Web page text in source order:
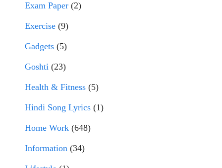
Exam Paper (2)
Exercise (9)
Gadgets (5)
Goshti (23)
Health & Fitness (5)
Hindi Song Lyrics (1)
Home Work (648)
Information (34)